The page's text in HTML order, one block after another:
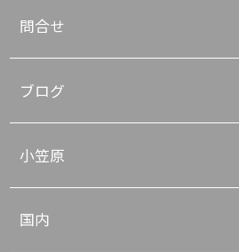
問合せ
ブログ
小笠原
国内